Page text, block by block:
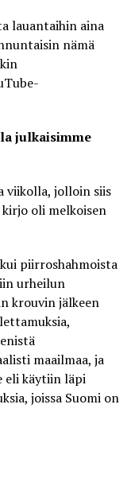
lauantaihin aina
nämä
julkaisimme
viikolla, jolloin siis
oli melkoisen
piirroshahmoista
urheilun
krouvin jälkeen
maailmaa, ja
käytiin läpi
joissa Suomi on